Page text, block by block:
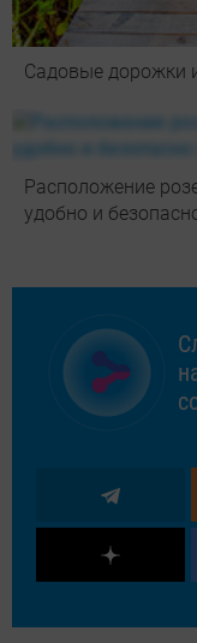
Садовые дорожки
Расположение
удобно и